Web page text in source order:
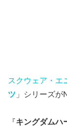
スクウェア・エ
ツ 」シリーズ
『キングダムハ